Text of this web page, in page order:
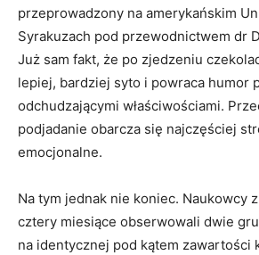
przeprowadzony na amerykańskim
Syrakuzach pod przewodnictwem dr
Już sam fakt, że po zjedzeniu
lepiej, bardziej syto i powraca humor
odchudzającymi właściwościami.
podjadanie obarcza się najczęściej
emocjonalne.
Na tym jednak nie koniec. Naukowcy
cztery miesiące obserwowali dwie
na identycznej pod kątem zawartości